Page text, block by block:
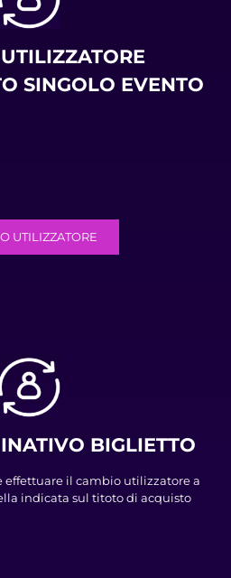
SINGOLO EVENTO
UTILIZZATORE
BIGLIETTO
effettuare il cambio utilizzatore a
indicata sul titoto di acquisto